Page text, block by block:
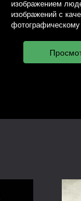
изображением
изображений с
фотографическому